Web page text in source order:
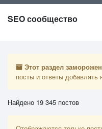
SEO сообщество
Этот раздел
посты и ответы добавлять
Найдено 19 345 постов